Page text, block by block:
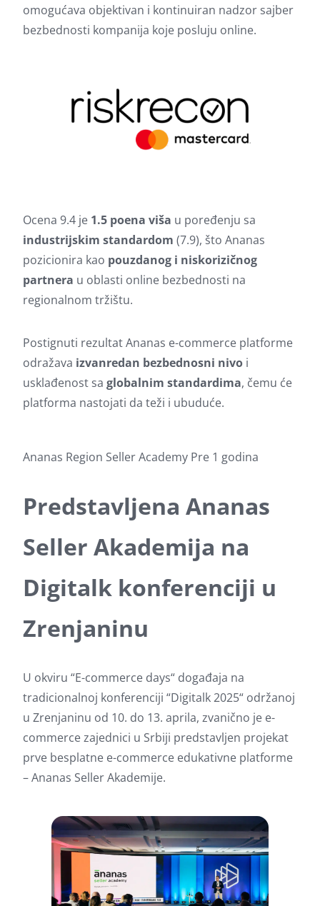
omogućava objektivan i kontinuiran nadzor sajber
bezbednosti kompanija koje posluju online.
Ocena 9.4 je 1.5 poena viša u poređenju sa
industrijskim standardom (7.9), što Ananas
pozicionira kao pouzdanog i niskorizičnog
partnera u oblasti online bezbednosti na
regionalnom tržištu.
Postignuti rezultat Ananas e-commerce platforme
odražava izvanredan bezbednosni nivo i
usklađenost sa globalnim standardima, čemu će
platforma nastojati da teži i ubuduće.
Ananas Region Seller Academy Pre 1 godina
Predstavljena Ananas
Seller Akademija na
Digitalk konferenciji u
Zrenjaninu
U okviru “E-commerce days“ događaja na
tradicionalnoj konferenciji “Digitalk 2025“ održanoj
u Zrenjaninu od 10. do 13. aprila, zvanično je e-
commerce zajednici u Srbiji predstavljen projekat
prve besplatne e-commerce edukativne platforme
– Ananas Seller Akademije.